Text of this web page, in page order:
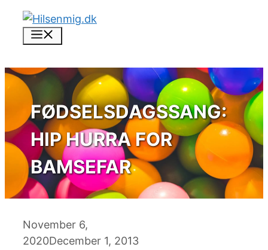
Skip
content
FØDSELSDAGSSANG:
HIP HURRA FOR
BAMSEFAR
November 6,
2020December 1, 2013